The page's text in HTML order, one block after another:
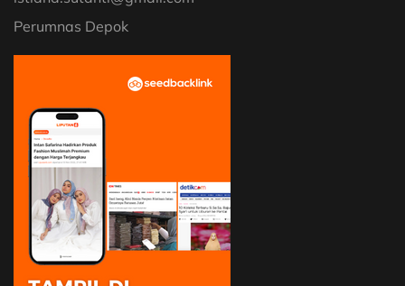
Perumnas Depok